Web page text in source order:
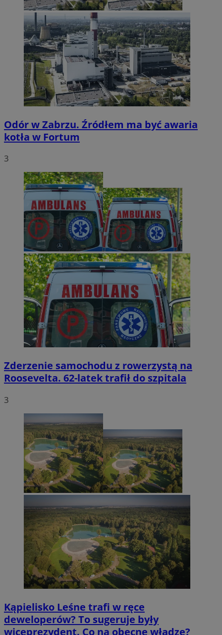
Odór w Zabrzu. Źródłem ma być awaria
kotła w Fortum
3
Zderzenie samochodu z rowerzystą na
Roosevelta. 62-latek trafił do szpitala
3
Kąpielisko Leśne trafi w ręce
deweloperów? To sugeruje były
wiceprezydent. Co na obecne władze?